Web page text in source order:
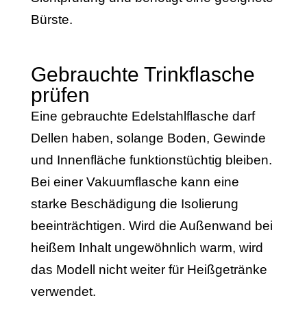
Bürste.
Gebrauchte Trinkflasche
prüfen
Eine gebrauchte Edelstahlflasche darf
Dellen haben, solange Boden, Gewinde
und Innenfläche funktionstüchtig bleiben.
Bei einer Vakuumflasche kann eine
starke Beschädigung die Isolierung
beeinträchtigen. Wird die Außenwand bei
heißem Inhalt ungewöhnlich warm, wird
das Modell nicht weiter für Heißgetränke
verwendet.